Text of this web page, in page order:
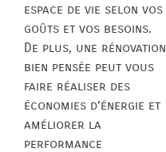
espace de vie selon vos
goûts et vos besoins.
De plus, une rénovation
bien pensée peut vous
faire réaliser des
économies d’énergie et
améliorer la
performance